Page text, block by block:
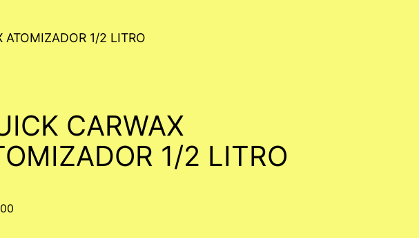
1/2 LITRO
CARWAX
1/2 LITRO